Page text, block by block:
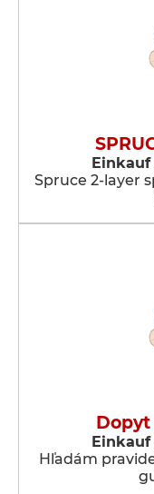
Einkauf
Spruce 2-layer
Einkauf
Hľadám